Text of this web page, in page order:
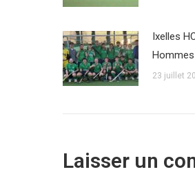
Ixelles
23 juillet
Laisser un